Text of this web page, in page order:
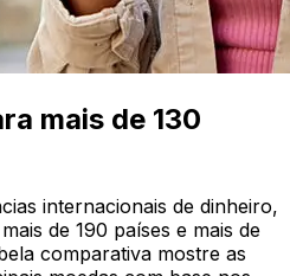
mais de 130
internacionais de dinheiro,
de 190 países e mais de
comparativa mostre as